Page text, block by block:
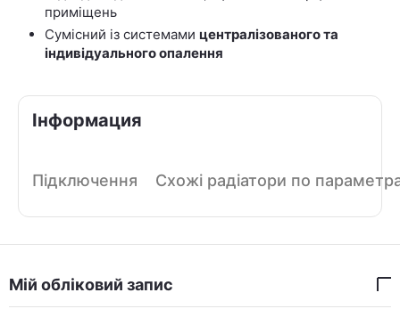
приміщень
Сумісний із системами централізованого та
індивідуального опалення
Інформация
Підключення Схожі радіатори по
Мій обліковий запис